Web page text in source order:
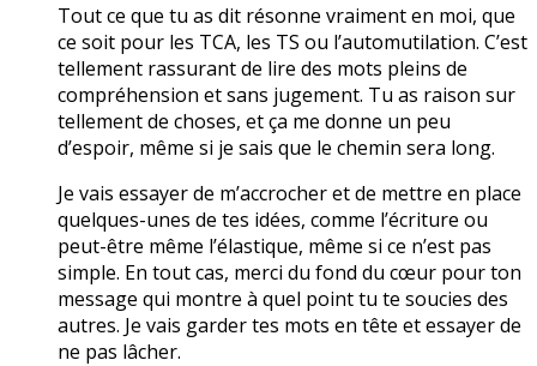
Tout ce que tu as dit résonne vraiment en moi, que
ce soit pour les TCA, les TS ou l’automutilation. C’est
tellement rassurant de lire des mots pleins de
compréhension et sans jugement. Tu as raison sur
tellement de choses, et ça me donne un peu
d’espoir, même si je sais que le chemin sera long.
Je vais essayer de m’accrocher et de mettre en place
quelques-unes de tes idées, comme l’écriture ou
peut-être même l’élastique, même si ce n’est pas
simple. En tout cas, merci du fond du cœur pour ton
message qui montre à quel point tu te soucies des
autres. Je vais garder tes mots en tête et essayer de
ne pas lâcher.